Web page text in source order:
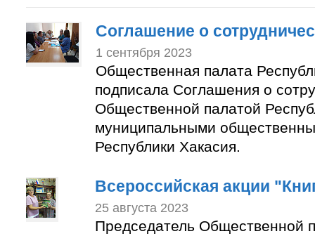
Соглашение о
1 сентября 2023
Общественная палата
подписала Соглашения о
Общественной палатой
муниципальными
Республики Хакасия.
Всероссийская акции
25 августа 2023
Председатель Общественной